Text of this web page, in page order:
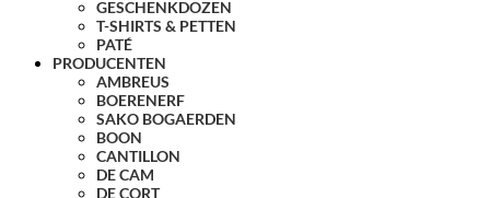
GESCHENKDOZEN
T-SHIRTS & PETTEN
PATÉ
PRODUCENTEN
AMBREUS
BOERENERF
SAKO BOGAERDEN
BOON
CANTILLON
DE CAM
DE CORT